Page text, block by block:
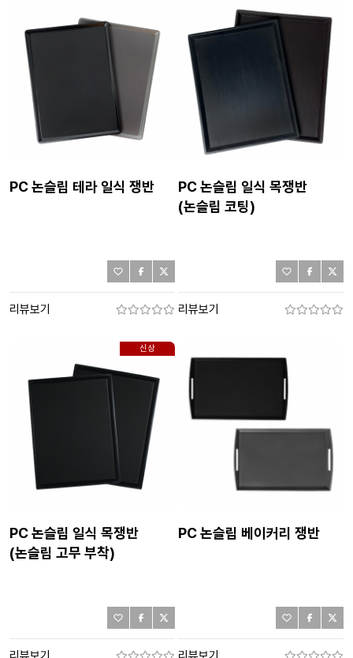
PC 논슬립 테라 일식 쟁반
리뷰보기
PC 논슬립 일식 목쟁반
(논슬립 코팅)
리뷰보기
신상
PC 논슬립 일식 목쟁반
(논슬립 고무 부착)
PC 논슬립 베이커리 쟁반